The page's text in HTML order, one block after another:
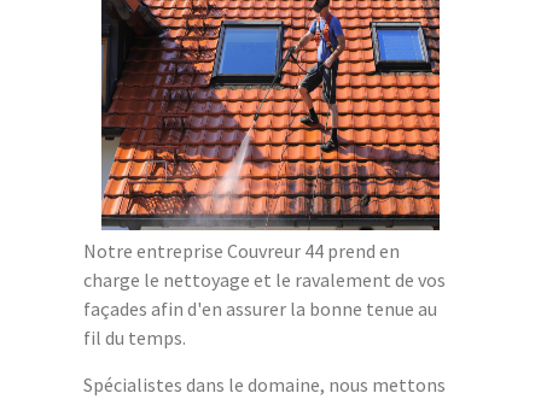
Notre entreprise Couvreur 44 prend en
charge le nettoyage et le ravalement de vos
façades afin d'en assurer la bonne tenue au
fil du temps.
Spécialistes dans le domaine, nous mettons